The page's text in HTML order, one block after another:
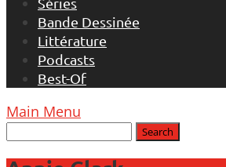
Bande Dessinée
Littérature
Podcasts
Best-Of
Main Menu